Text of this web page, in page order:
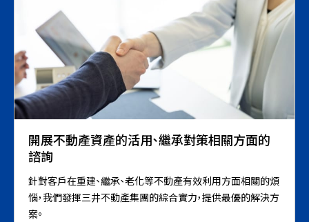
開展不動產資產的活用、繼承對策相關方面的
諮詢
針對客戶在重建、繼承、老化等不動產有效利用方面相關的煩
惱，我們發揮三井不動產集團的綜合實力，提供最優的解決方
案。